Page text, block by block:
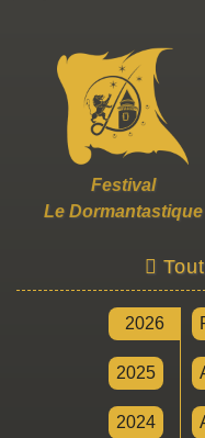
Festival
Le Dormantastique
2026
2025
2024